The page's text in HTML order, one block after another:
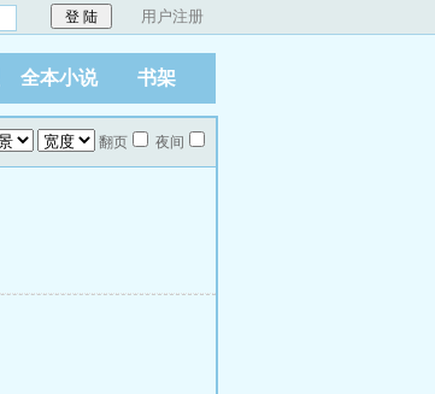
用户注册
全本小说 书架
翻页 夜间